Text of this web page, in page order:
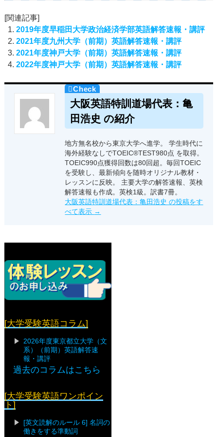
[関連記事]
2019年度早稲田大学政治経済学部英語解答速報・講評
2021年度九州大学（前期）英語解答速報・講評
2021年度神戸大学（前期）英語解答速報・講評
2022年度神戸大学（前期）英語解答速報・講評
大阪英語特訓道場代表：亀
田浩史 の紹介
地方無名校から東京大学へ進学。 学生時代に
海外経験なしでTOEIC®TEST980点 を取得。
TOEIC990点獲得回数は80回超。毎回TOEIC
を受験し、最新傾向を随時オリジナル教材・
レッスンに反映。 主要大学の解答速報、英検
解答速報も作成。英検1級。訳書7冊。
大阪英語特訓道場代表：亀田浩史 の投稿をす
べて表示 →
[大学受験英語コラム]
2026年度東京都立大学（文
系）（前期）英語解答速
報・講評
過去のコラムはこちら
[大学受験英語ワンポイン
ト]
[英文読解のルール 6] 名詞の
働きをする準動詞